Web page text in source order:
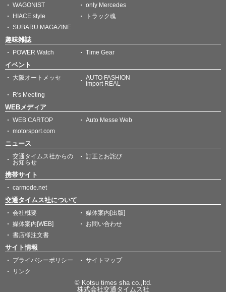
WAGONIST
only Mercedes
HIACE style
トラック魂
SUBARU MAGAZINE
趣味雑誌
POWER Watch Time Gear
イベント
大阪オートメッセ
AUTO FASHION
import REAL
R's Meeting
WEBメディア
WEB CARTOP
Auto Messe Web
motorsport.com
ニュース
交通タイムス社からの
お知らせ
訂正とお詫び
携帯サイト
carmode.net
交通タイムス社について
会社概要
媒体案内[出版]
媒体案内[WEB]
お問い合わせ
書店様注文書
サイト情報
プライバシーポリシー
サイトマップ
リンク
© Kotsu times sha co.,ltd.
株式会社交通タイムス社